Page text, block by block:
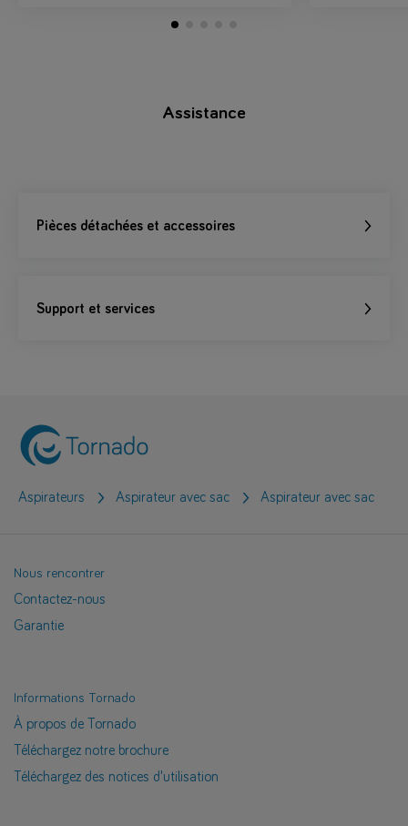
Assistance
Pièces détachées et accessoires
Support et services
Aspirateurs Aspirateur avec sac Aspirateur avec sac
Nous rencontrer
Contactez-nous
Garantie
Informations Tornado
À propos de Tornado
Téléchargez notre brochure
Téléchargez des notices d'utilisation